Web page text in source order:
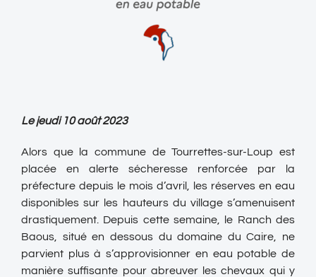
Le jeudi 10 août 2023
Alors que la commune de Tourrettes-sur-Loup est
placée en alerte sécheresse renforcée par la
préfecture depuis le mois d’avril, les réserves en eau
disponibles sur les hauteurs du village s’amenuisent
drastiquement. Depuis cette semaine, le Ranch des
Baous, situé en dessous du domaine du Caire, ne
parvient plus à s’approvisionner en eau potable de
manière suffisante pour abreuver les chevaux qui y